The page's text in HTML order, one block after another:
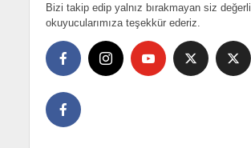
Bizi takip edip yalnız bırakmayan siz değerli
okuyucularımıza teşekkür ederiz.